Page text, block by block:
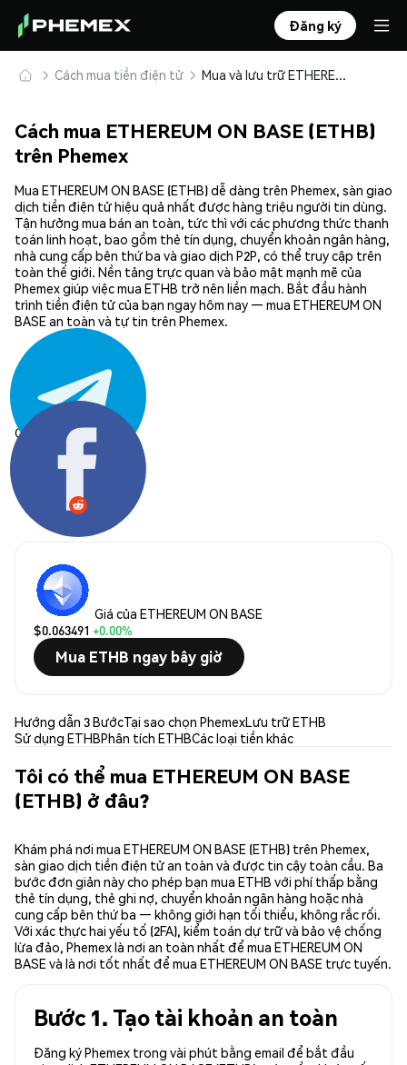
Đăng ký
Cách mua tiền điện tử Mua và lưu trữ ETHEREUM ON BASE (ETHB) an toàn
Cách mua ETHEREUM ON BASE (ETHB)
trên Phemex
Mua ETHEREUM ON BASE (ETHB) dễ dàng trên Phemex, sàn giao
dịch tiền điện tử hiệu quả nhất được hàng triệu người tin dùng.
Tận hưởng mua bán an toàn, tức thì với các phương thức thanh
toán linh hoạt, bao gồm thẻ tín dụng, chuyển khoản ngân hàng,
nhà cung cấp bên thứ ba và giao dịch P2P, có thể truy cập trên
toàn thế giới. Nền tảng trực quan và bảo mật mạnh mẽ của
Phemex giúp việc mua ETHB trở nên liền mạch. Bắt đầu hành
trình tiền điện tử của bạn ngay hôm nay — mua ETHEREUM ON
BASE an toàn và tự tin trên Phemex.
Chia sẻ:
Giá của ETHEREUM ON BASE
$0.063491 +0.00%
Mua ETHB ngay bây giờ
Hướng dẫn 3 BướcTại sao chọn PhemexLưu trữ ETHB
Sử dụng ETHBPhân tích ETHBCác loại tiền khác
Tôi có thể mua ETHEREUM ON BASE
(ETHB) ở đâu?
Khám phá nơi mua ETHEREUM ON BASE (ETHB) trên Phemex,
sàn giao dịch tiền điện tử an toàn và được tin cậy toàn cầu. Ba
bước đơn giản này cho phép bạn mua ETHB với phí thấp bằng
thẻ tín dụng, thẻ ghi nợ, chuyển khoản ngân hàng hoặc nhà
cung cấp bên thứ ba — không giới hạn tối thiểu, không rắc rối.
Với xác thực hai yếu tố (2FA), kiểm toán dự trữ và bảo vệ chống
lừa đảo, Phemex là nơi an toàn nhất để mua ETHEREUM ON
BASE và là nơi tốt nhất để mua ETHEREUM ON BASE trực tuyến.
Bước 1. Tạo tài khoản an toàn
Đăng ký Phemex trong vài phút bằng email để bắt đầu